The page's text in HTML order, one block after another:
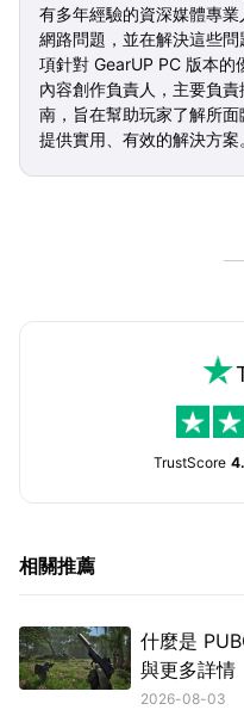
有多年經驗的資深媒體專
網路問題，並在解決這些
項針對 GearUP PC 版本的
內容創作負責人，主要負
南，旨在幫助玩家了解所
提供實用、有效的解決方案
TrustScore
相關推薦
什麼是
與更多詳情
2026-08-03